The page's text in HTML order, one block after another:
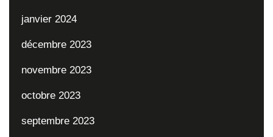
janvier 2024
décembre 2023
novembre 2023
octobre 2023
septembre 2023